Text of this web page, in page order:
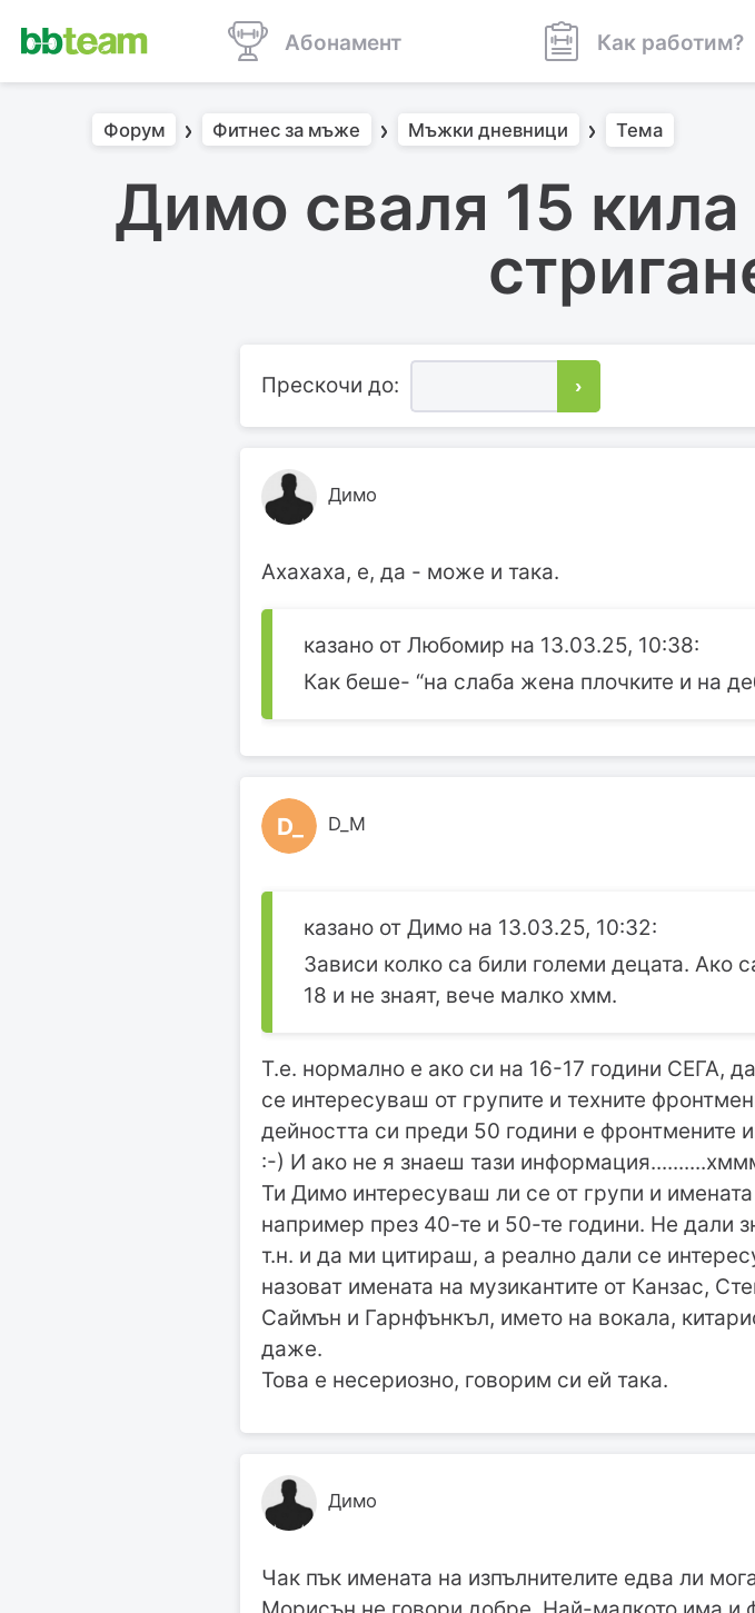
Абонамент Как работим?
Форум Фитнес за мъже Мъжки дневници Тема
Димо сваля 15
Прескочи до: ›
Димо
Ахахаха, е, да - може и така.
казано от Любомир на 13.03.25, 10:38:
Как беше- “на слаба жена плочките и на
D_ D_M
казано от Димо на 13.03.25, 10:32:
Зависи колко са били големи децата. Ако
18 и не знаят, вече малко хмм.
Т.е. нормално е ако си на 16-17 години СЕГА,
се интересуваш от групите и техните
дейността си преди 50 години е фронтмените
:-) И ако не я знаеш тази
Ти Димо интересуваш ли се от групи и
например през 40-те и 50-те години. Не дали
т.н. и да ми цитираш, а реално дали се
назоват имената на музикантите от Канзас,
Саймън и Гарнфънкъл, името на вокала,
даже.
Това е несериозно, говорим си ей така.
Димо
Чак пък имената на изпълнителите едва ли